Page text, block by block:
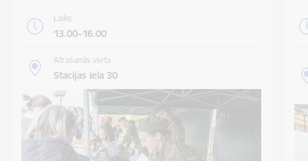
Laiks
13.00–16.00
Atrašanās vieta
Stacijas iela 30